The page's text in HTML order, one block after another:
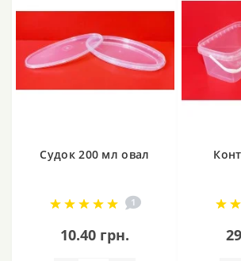
Судок 200 мл овал
1
10.40 грн.